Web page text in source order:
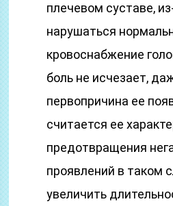
плечевом суставе,
нарушаться
кровоснабжение
боль не исчезает,
первопричина ее
считается ее
предотвращения
проявлений в таком
увеличить